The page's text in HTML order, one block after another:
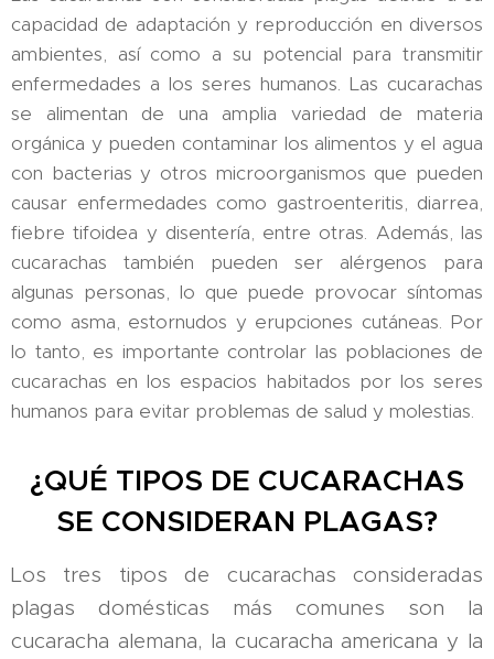
capacidad de adaptación y reproducción en diversos
ambientes, así como a su potencial para transmitir
enfermedades a los seres humanos. Las cucarachas
se alimentan de una amplia variedad de materia
orgánica y pueden contaminar los alimentos y el agua
con bacterias y otros microorganismos que pueden
causar enfermedades como gastroenteritis, diarrea,
fiebre tifoidea y disentería, entre otras. Además, las
cucarachas también pueden ser alérgenos para
algunas personas, lo que puede provocar síntomas
como asma, estornudos y erupciones cutáneas. Por
lo tanto, es importante controlar las poblaciones de
cucarachas en los espacios habitados por los seres
humanos para evitar problemas de salud y molestias.
¿QUÉ TIPOS DE CUCARACHAS
SE CONSIDERAN PLAGAS?
Los tres tipos de cucarachas consideradas
plagas domésticas más comunes son la
cucaracha alemana, la cucaracha americana y la